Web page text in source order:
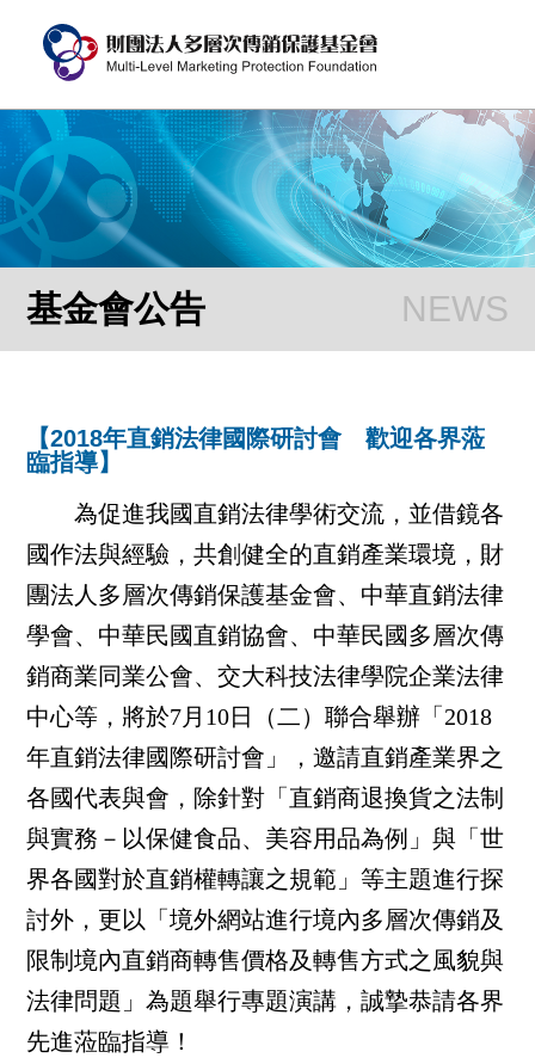
基金會公告
【2018年直銷法律國際研討會 歡迎各界蒞
臨指導】
為促進我國直銷法律學術交流，並借鏡各
國作法與經驗，共創健全的直銷產業環境，財
團法人多層次傳銷保護基金會、中華直銷法律
學會、中華民國直銷協會、中華民國多層次傳
銷商業同業公會、交大科技法律學院企業法律
中心等，將於7月10日（二）聯合舉辦「2018
年直銷法律國際研討會」，邀請直銷產業界之
各國代表與會，除針對「直銷商退換貨之法制
與實務－以保健食品、美容用品為例」與「世
界各國對於直銷權轉讓之規範」等主題進行探
討外，更以「境外網站進行境內多層次傳銷及
限制境內直銷商轉售價格及轉售方式之風貌與
法律問題」為題舉行專題演講，誠摯恭請各界
先進蒞臨指導！